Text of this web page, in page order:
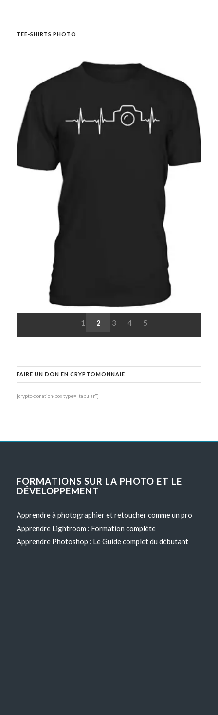
TEE-SHIRTS PHOTO
1 2 3 4 5
FAIRE UN DON EN CRYPTOMONNAIE
[crypto-donation-box type="tabular"]
FORMATIONS SUR LA PHOTO ET LE
DÉVELOPPEMENT
Apprendre à photographier et retoucher comme un pro
Apprendre Lightroom : Formation complète
Apprendre Photoshop : Le Guide complet du débutant